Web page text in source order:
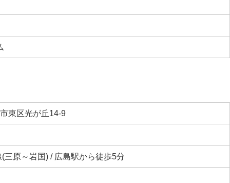
東区光が丘14-9
三原～岩国) / 広島駅から徒歩5分